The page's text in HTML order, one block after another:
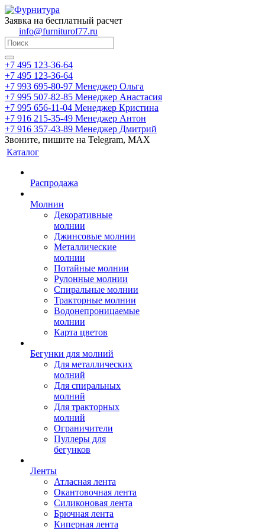
Заявка на бесплатный расчет
info@furniturof77.ru
+7 495 123-36-64
+7 495 123-36-64
+7 993 695-80-97 Менеджер Ольга
+7 995 507-82-85 Менеджер Анастасия
+7 995 656-11-04 Менеджер Кристина
+7 916 215-35-49 Менеджер Антон
+7 916 357-43-89 Менеджер Дмитрий
Звоните, пишите на Telegram, MAX
Каталог
Распродажа
Молнии
Декоративные
молнии
Джинсовые молнии
Металлические
молнии
Потайные молнии
Рулонные молнии
Спиральные молнии
Тракторные молнии
Водонепроницаемые
молнии
Карта цветов
Бегунки для молний
Для металлических
молний
Для спиральных
молний
Для тракторных
молний
Ограничители
Пуллеры для
бегунков
Ленты
Атласная лента
Окантовочная лента
Силиконовая лента
Брючная лента
Киперная лента